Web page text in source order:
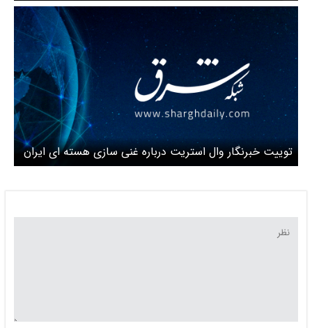
توییت خبرنگار وال استریت درباره غنی سازی هسته ای ایران